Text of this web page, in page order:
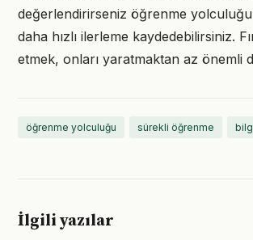
değerlendirirseniz öğrenme yolculuğu
daha hızlı ilerleme kaydedebilirsiniz.
etmek, onları yaratmaktan az önemli
öğrenme yolculuğu sürekli öğrenme
İlgili yazılar